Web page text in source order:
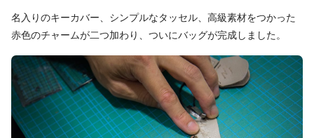
名入りのキーカバー、シンプルなタッセル、高級素材をつかった
赤色のチャームが二つ加わり、ついにバッグが完成しました。